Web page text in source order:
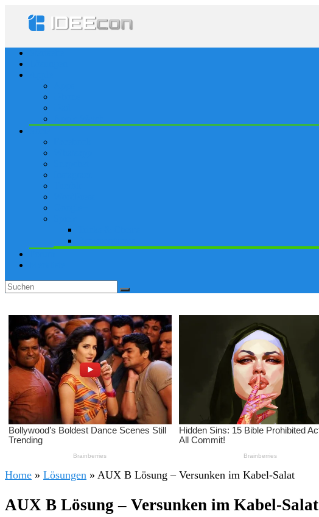
Home » Lösungen » AUX B Lösung – Versunken im Kabel-Salat
AUX B Lösung – Versunken im Kabel-Salat